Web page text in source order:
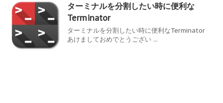
ターミナルを分割したい時に便利な
Terminator
ターミナルを分割したい時に便利なTerminator
あけましておめでとうござい ...